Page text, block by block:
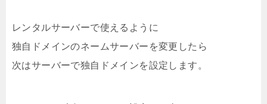
レンタルサーバーで使えるように
独自ドメインのネームサーバーを変更したら
次はサーバーで独自ドメインを設定します。